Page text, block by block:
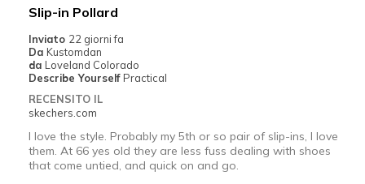
Slip-in Pollard
Inviato 22 giorni fa
Da Kustomdan
da Loveland Colorado
Describe Yourself Practical
RECENSITO IL
skechers.com
I love the style. Probably my 5th or so pair of slip-ins, I love
them. At 66 yes old they are less fuss dealing with shoes
that come untied, and quick on and go.